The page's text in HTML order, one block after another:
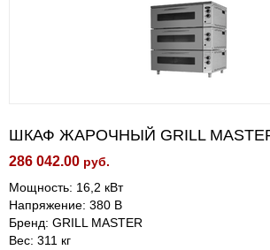
ШКАФ ЖАРОЧНЫЙ GRILL
286 042.00 руб.
Мощность: 16,2 кВт
Напряжение: 380 В
Бренд: GRILL MASTER
Вес: 311 кг